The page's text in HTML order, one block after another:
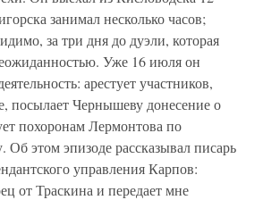
занимал несколько часов;
за три дня до дуэли, которая
Уже 16 июля он
арестует участников,
посылает Чернышеву донесение о
похоронам Лермонтова по
Об этом эпизоде рассказывал писарь
управления Карпов:
от Траскина и передает мне